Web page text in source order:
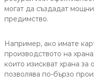
могат да създадат
предимство.
Например, ако имате
производството на
които изискват храна за
позволява по-бързо